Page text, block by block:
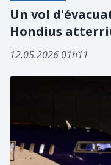
Un vol
Hondius
12.05.2026 01h11